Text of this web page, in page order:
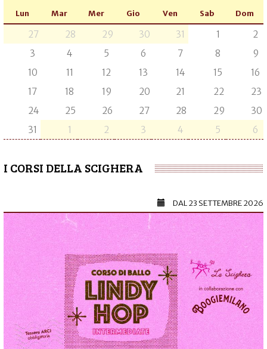
Lun Mar Mer Gio Ven Sab Dom
27 28 29 30 31 1
2
3
4 5 6 7 8
9
10
11 12 13 14 15
16
17
18 19 20 21 22
23
24
25 26 27 28 29
30
31
1 2 3 4 5 6
I CORSI DELLA SCIGHERA
DAL23 SETTEMBRE 2026